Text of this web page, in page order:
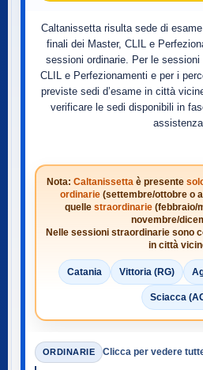
Caltanissetta risulta sede di
finali dei Master, CLIL e
sessioni ordinarie. Per le sessioni
CLIL e Perfezionamenti e per i
previste sedi d’esame in città
verificare le sedi disponibili in
Nota: Caltanissettaè presente
ordinarie (settembre/ottobre o
quelle straordinarie(febbraio/
novembre/
Nelle sessioni straordinarie sono
in città
Catania Vittoria (RG)
Sciacca
ORDINARIE Clicca per vedere